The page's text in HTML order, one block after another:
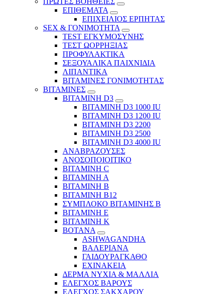
ΕΠΙΘΕΜΑΤΑ
ΕΠΙΧΕΙΛΙΟΣ ΕΡΠΗΤΑΣ
SEX & ΓΟΝΙΜΟΤΗΤΑ
TEST ΕΓΚΥΜΟΣΥΝΗΣ
ΤΕΣΤ ΩΟΡΡΗΞΙΑΣ
ΠΡΟΦΥΛΑΚΤΙΚΑ
ΣΕΞΟΥΑΛΙΚΑ ΠΑΙΧΝΙΔΙΑ
ΛΙΠΑΝΤΙΚΑ
ΒΙΤΑΜΙΝΕΣ ΓΟΝΙΜΟΤΗΤΑΣ
ΒΙΤΑΜΙΝΕΣ
ΒΙΤΑΜΙΝΗ D3
ΒΙΤΑΜΙΝΗ D3 1000 IU
ΒΙΤΑΜΙΝΗ D3 1200 IU
ΒΙΤΑΜΙΝΗ D3 2200
ΒΙΤΑΜΙΝΗ D3 2500
BITAMINH D3 4000 IU
ΑΝΑΒΡΑΖΟΥΣΕΣ
ΑΝΟΣΟΠΟΙΟΙΤΙΚΟ
ΒΙΤΑΜΙΝΗ C
ΒΙΤΑΜΙΝΗ Α
ΒΙΤΑΜΙΝΗ Β
ΒΙΤΑΜΙΝΗ Β12
ΣΥΜΠΛΟΚΟ ΒΙΤΑΜΙΝΗΣ Β
ΒΙΤΑΜΙΝΗ Ε
ΒΙΤΑΜΙΝΗ Κ
ΒΟΤΑΝΑ
ASHWAGANDHA
ΒΑΛΕΡΙΑΝΑ
ΓΑΙΔΟΥΡΑΓΚΑΘΟ
ΕΧΙΝΑΚΕΙΑ
ΔΕΡΜΑ ΝΥΧΙΑ & ΜΑΛΛΙΑ
ΕΛΕΓΧΟΣ ΒΑΡΟΥΣ
ΕΛΕΓΧΟΣ ΣΑΚΧΑΡΟΥ